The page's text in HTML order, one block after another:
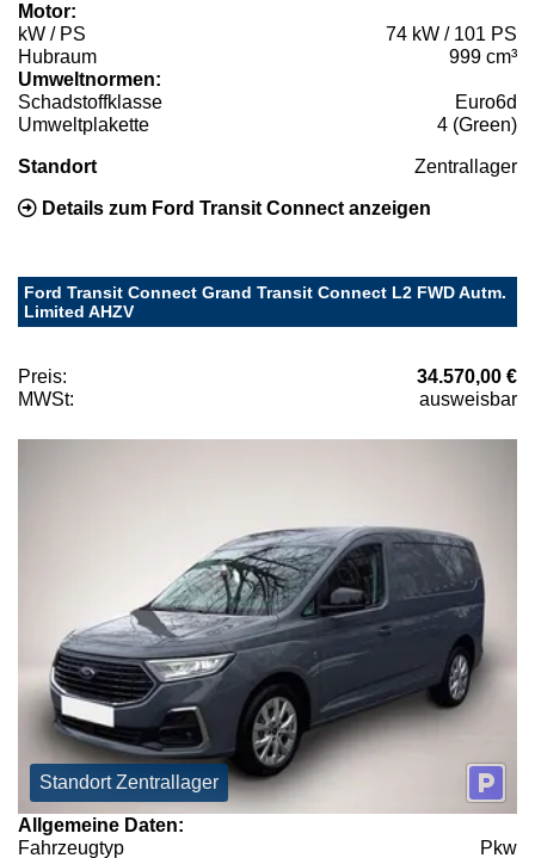
Motor:
kW / PS
74 kW / 101 PS
Hubraum
999 cm³
Umweltnormen:
Schadstoffklasse
Euro6d
Umweltplakette
4 (Green)
Standort Zentrallager
Details zum Ford Transit Connect anzeigen
Ford Transit Connect Grand Transit Connect L2 FWD Autm.
Limited AHZV
Preis:
34.570,00 €
MWSt:
ausweisbar
Standort Zentrallager
Allgemeine Daten:
Fahrzeugtyp
Pkw